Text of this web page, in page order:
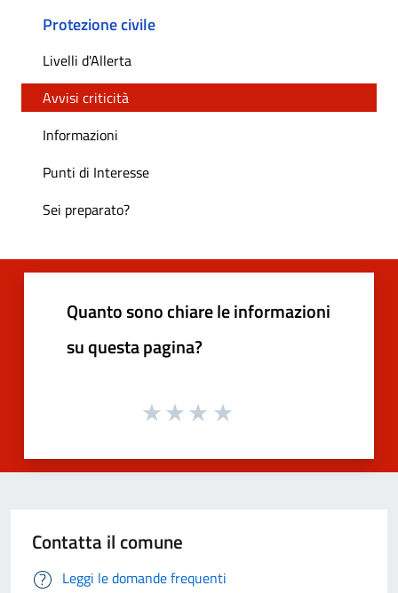
Protezione civile
Livelli d'Allerta
Avvisi criticità
Informazioni
Punti di Interesse
Sei preparato?
Quanto sono chiare le informazioni
su questa pagina?
Contatta il comune
Leggi le domande frequenti